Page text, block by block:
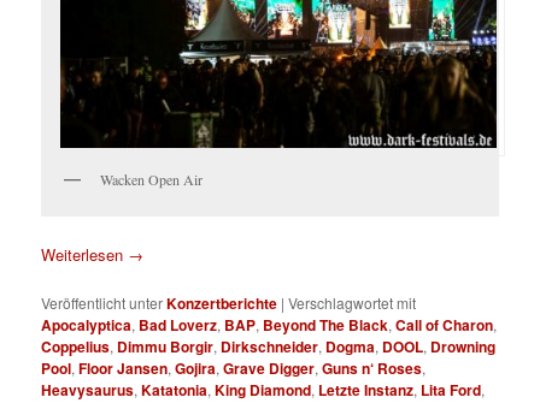
Wacken Open Air
Weiterlesen →
Veröffentlicht unterKonzertberichte |Verschlagwortet mit
Apocalyptica, Bad Loverz, BAP, Beyond The Black,Call of Charon,
Coppelius, Dimmu Borgir, Dirkschneider, Dogma, DOOL, Drowning
Pool,Floor Jansen,Gojira,Grave Digger,Guns n‘ Roses,
Heavysaurus,Katatonia,King Diamond, Letzte Instanz, Lita Ford,